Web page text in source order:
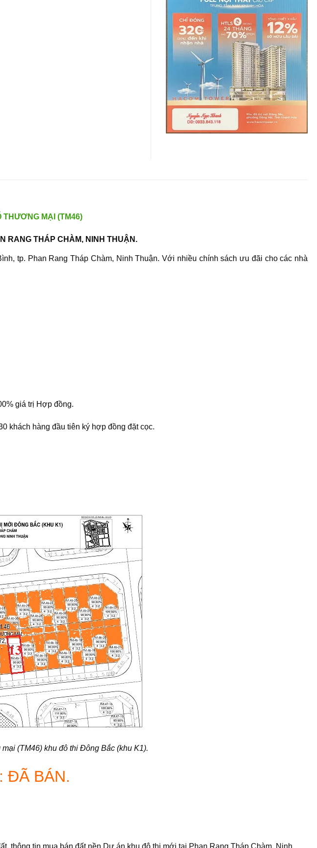
MẠI (TM46)
RANG THÁP CHÀM, NINH THUẬN.
tp. Phan Rang Tháp Chàm, Ninh Thuận. Với nhiều chính sách ưu đãi cho các nhà
giá trị Hợp đồng.
khách hàng đầu tiên ký hợp đồng đặt cọc.
(TM46) khu đô thi Đông Bắc (khu K1).
ĐÃ BÁN.
thông tin mua bán đất nền Dự án khu đô thị mới tại Phan Rang Tháp Chàm, Ninh